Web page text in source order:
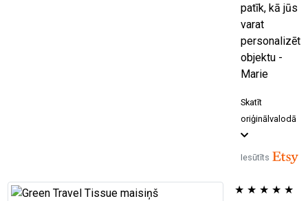
patīk, kā jūs
varat
personalizēt
objektu -
Marie
Skatīt
oriģinālvalodā
Iesūtīts
★ ★ ★ ★ ★